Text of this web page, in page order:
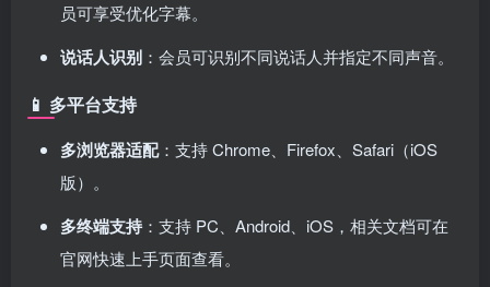
员可享受优化字幕。
说话人识别 ：会员可识别不同说话人并指定不同声音。
📱 多平台支持
多浏览器适配：支持 Chrome、Firefox、Safari（iOS
版）。
多终端支持：支持 PC、Android、iOS，相关文档可在
官网快速上手页面查看。